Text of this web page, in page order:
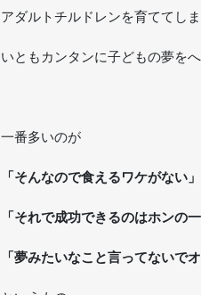
アダルトチルドレンを育ててし
いともカンタンに子どもの夢を
一番多いのが
「そんなので食えるワケがない」
「それで成功できるのはホンの
「夢みたいなこと言ってないで